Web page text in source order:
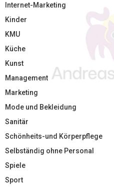
Internet-Marketing
Kinder
KMU
Küche
Kunst
Management
Marketing
Mode und Bekleidung
Sanitär
Schönheits-und Körperpflege
Selbständig ohne Personal
Spiele
Sport